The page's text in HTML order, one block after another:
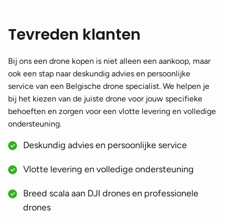
Tevreden klanten
Bij ons een drone kopen is niet alleen een aankoop, maar
ook een stap naar deskundig advies en persoonlijke
service van een Belgische drone specialist. We helpen je
bij het kiezen van de juiste drone voor jouw specifieke
behoeften en zorgen voor een vlotte levering en volledige
ondersteuning.
Deskundig advies en persoonlijke service
Vlotte levering en volledige ondersteuning
Breed scala aan DJI drones en professionele
drones